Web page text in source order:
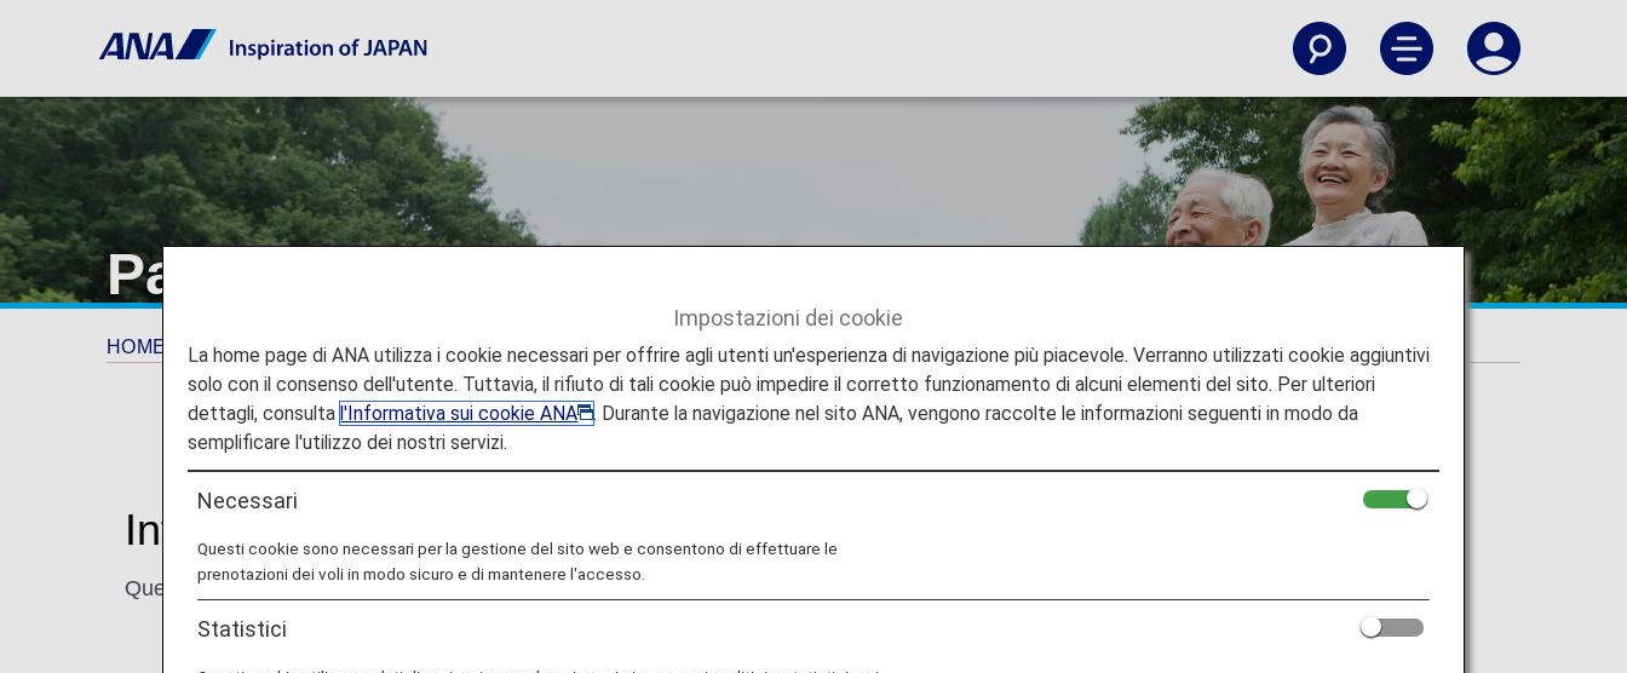
Passeggeri con disabilità motorie
HOME Informazioni di viaggio ASSISTENZA SPECIALE Passeggeri con disabilità motorie
Informazioni per i passeggeri con disabilità motorie
Questa pagina fornisce informazioni sulla fornitura e il check-in delle sedie a rotelle, e sull'assistenza per la mobilità.
Impostazioni dei cookie
La home page di ANA utilizza i cookie necessari per offrire agli utenti un'esperienza di navigazione più piacevole. Verranno utilizzati cookie aggiuntivi
solo con il consenso dell'utente. Tuttavia, il rifiuto di tali cookie può impedire il corretto funzionamento di alcuni elementi del sito. Per ulteriori
dettagli, consultal'Informativa sui cookie ANA
. Durante la navigazione nel sito ANA, vengono raccolte le informazioni seguenti in modo da
semplificare l'utilizzo dei nostri servizi.
Necessari
Questi cookie sono necessari per la gestione del sito web e consentono di effettuare le
prenotazioni dei voli in modo sicuro e di mantenere l'accesso.
Statistici